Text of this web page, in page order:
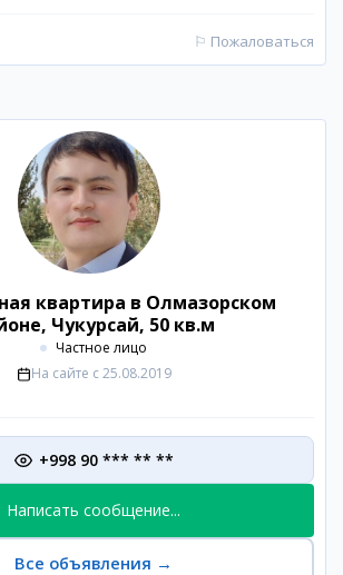
⚐ Пожаловаться
квартира в Олмазорском
Чукурсай, 50 кв.м
Частное лицо
На сайте с 25.08.2019
+998 90 *** ** **
Написать сообщение...
Все объявления →